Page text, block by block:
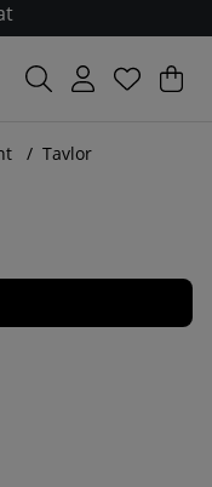
.
Tavlor